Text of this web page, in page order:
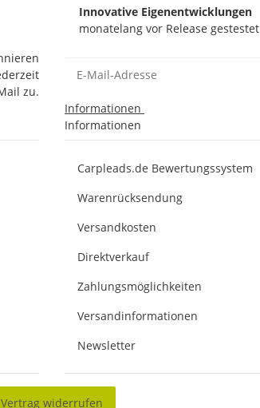
Innovative Eigenentwicklungen
monatelang vor Release gestestet
zu.
Informationen
Informationen
Carpleads.de Bewertungssystem
Warenrücksendung
Versandkosten
Direktverkauf
Zahlungsmöglichkeiten
Versandinformationen
Newsletter
Vertrag widerrufen